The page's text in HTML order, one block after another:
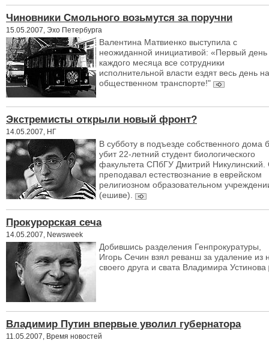
Чиновники Смольного возьмутся за поручни
15.05.2007, Эхо Петербурга
Валентина Матвиенко выступила с
неожиданной инициативой: «Первый день
каждого месяца все сотрудники
исполнительной власти ездят весь день на
общественном транспорте!"
Экстремисты открыли новый фронт?
14.05.2007, НГ
В субботу в подъезде собственного дома
убит 22-летний студент биологического
факультета СПбГУ Дмитрий Никулинский.
преподавал естествознание в еврейском
религиозном образовательном
(ешиве).
Прокурорская сеча
14.05.2007, Newsweek
Добившись разделения Генпрокуратуры,
Игорь Сечин взял реванш за удаление из
своего друга и свата Владимира Устинова
Владимир Путин впервые уволил губернатора
11.05.2007, Время новостей